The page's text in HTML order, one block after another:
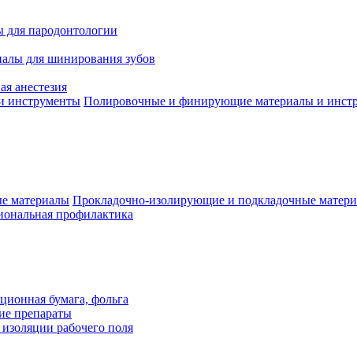
для пародонтологии
для шинирования зубов
анестезия
Полировочные и финирующие материалы и
Прокладочно-изолирующие и подкладочные
профилактика
бумага, фольга
препараты
рабочего поля